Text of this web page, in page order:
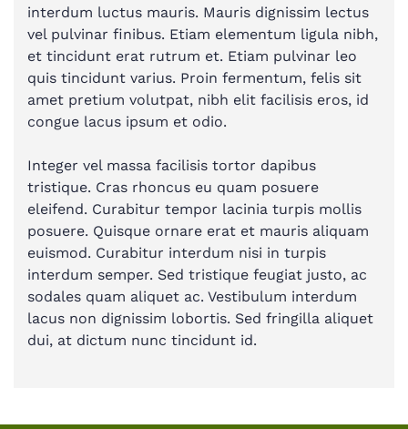
interdum luctus mauris. Mauris dignissim lectus
vel pulvinar finibus. Etiam elementum ligula nibh,
et tincidunt erat rutrum et. Etiam pulvinar leo
quis tincidunt varius. Proin fermentum, felis sit
amet pretium volutpat, nibh elit facilisis eros, id
congue lacus ipsum et odio.
Integer vel massa facilisis tortor dapibus
tristique. Cras rhoncus eu quam posuere
eleifend. Curabitur tempor lacinia turpis mollis
posuere. Quisque ornare erat et mauris aliquam
euismod. Curabitur interdum nisi in turpis
interdum semper. Sed tristique feugiat justo, ac
sodales quam aliquet ac. Vestibulum interdum
lacus non dignissim lobortis. Sed fringilla aliquet
dui, at dictum nunc tincidunt id.